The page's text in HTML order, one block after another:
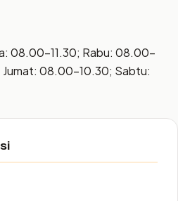
08.00–11.30; Rabu: 08.00–
Jumat: 08.00–10.30; Sabtu: